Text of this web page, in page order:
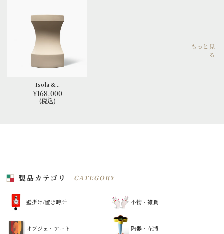
Isola &...
¥168,000
(税込)
もっと見
る
製品カテゴリ CATEGORY
壁掛け/置き時計 小物・雑貨
オブジェ・アート 陶器・花瓶